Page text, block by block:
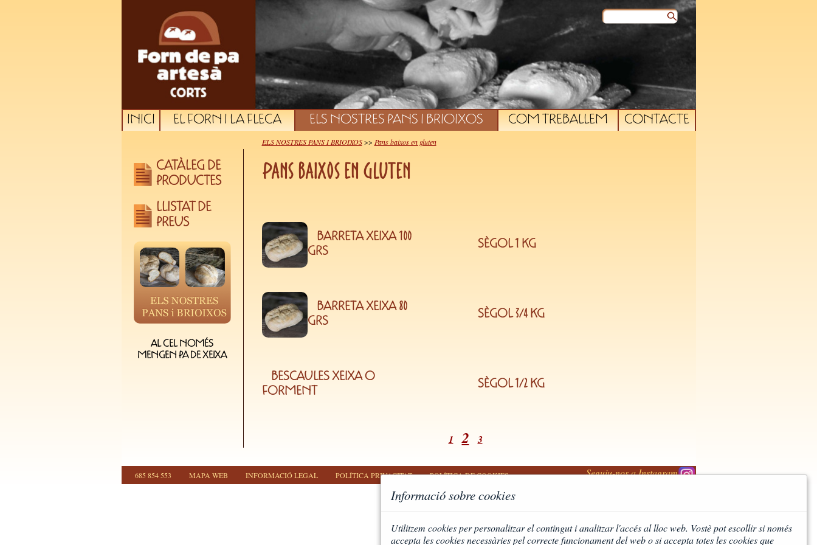
INICI EL FORN I LA FLECA ELS NOSTRES PANS I BRIOIXOS COM TREBALLEM CONTACTE
CATÀLEG DE
PRODUCTES
LLISTAT DE
PREUS
AL CEL NOMÉS
MENGEN PA DE XEIXA
ELS NOSTRES PANS I BRIOIXOS>> Pans baixos en gluten
Pans baixos en gluten
BARRETA XEIXA 100
GRS
SÈGOL 1 KG
BARRETA XEIXA 80
GRS
SÈGOL 3/4 KG
BESCAULES XEIXA O
FORMENT
SÈGOL 1/2 KG
1 2 3
685 854 553 MAPA WEB INFORMACIÓ LEGAL POLÍTICA PRIVACITAT POLÍTICA DE COOKIES Seguiu-nos a Instagram
Informació sobre cookies
Utilitzem cookies per personalitzar el contingut i analitzar l'accés al lloc web. Vostè pot escollir si només
accepta les cookies necessàries pel correcte funcionament del web o si accepta totes les cookies que